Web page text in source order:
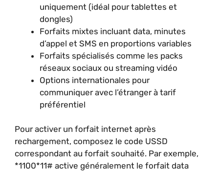
uniquement (idéal pour tablettes et
dongles)
Forfaits mixtes incluant data, minutes
d’appel et SMS en proportions variables
Forfaits spécialisés comme les packs
réseaux sociaux ou streaming vidéo
Options internationales pour
communiquer avec l’étranger à tarif
préférentiel
Pour activer un forfait internet après
rechargement, composez le code USSD
correspondant au forfait souhaité. Par exemple,
*1100*11# active généralement le forfait data